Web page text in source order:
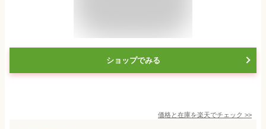
ショップでみる
価格と在庫を楽天でチェック >>